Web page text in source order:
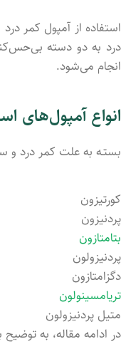
استفاده از آمپول کمر
درد به دو دسته
انجام می‌شود.
انواع آمپول‌های
بستـه به علت کمر درد و
کورتیزون
پردنیزون
بتامتازون
پردنیزولون
دگزامتازون
تریامسینولون
متیل پردنیزولون
در ادامه مقاله، به